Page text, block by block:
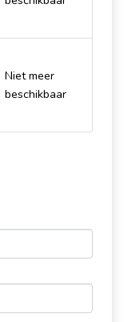
Niet meer
beschikbaar